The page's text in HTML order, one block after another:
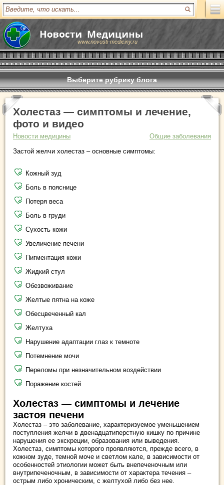
www.novosti-mediciny.ru
Выберите рубрику блога
Холестаз — симптомы и лечение,
фото и видео
Новости медицины
Общие заболевания
Застой желчи холестаз – основные симптомы:
Кожный зуд
Боль в пояснице
Потеря веса
Боль в груди
Сухость кожи
Увеличение печени
Пигментация кожи
Жидкий стул
Обезвоживание
Желтые пятна на коже
Обесцвеченный кал
Желтуха
Нарушение адаптации глаз к темноте
Потемнение мочи
Переломы при незначительном воздействии
Поражение костей
Холестаз — симптомы и лечение
застоя печени
Холестаз – это заболевание, характеризуемое уменьшением
поступления желчи в двенадцатиперстную кишку по причине
нарушения ее экскреции, образования или выведения.
Холестаз, симптомы которого проявляются, прежде всего, в
кожном зуде, темной моче и светлом кале, в зависимости от
особенностей этиологии может быть внепеченочным или
внутрипеченочным, в зависимости от характера течения –
острым либо хроническим, с желтухой либо без нее.